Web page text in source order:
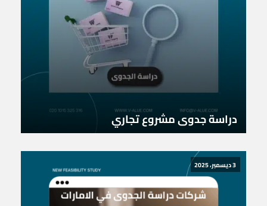
دراسة جدوى مشروع تجاري
3 ديسمبر، 2025